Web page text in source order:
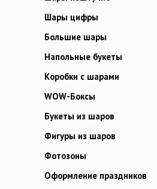
Шары цифры
Большие шары
Напольные букеты
Коробки с шарами
WOW-Боксы
Букеты из шаров
Фигуры из шаров
Фотозоны
Оформление праздников